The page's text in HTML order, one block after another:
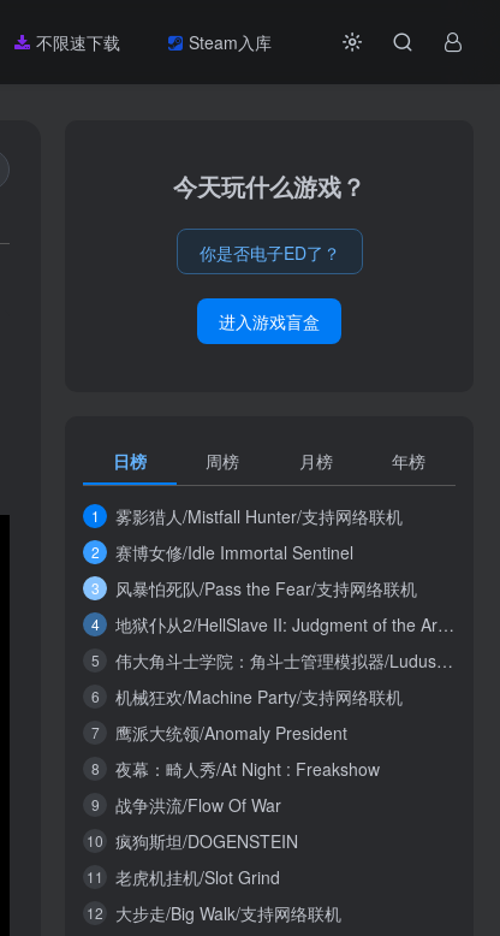
不限速下载 Steam入库
今天玩什么游戏？
你是否电子ED了？
进入游戏盲盒
日榜 周榜 月榜 年榜
1 雾影猎人/Mistfall Hunter/支持网络联机
2 赛博女修/Idle Immortal Sentinel
3 风暴怕死队/Pass the Fear/支持网络联机
4 地狱仆从2/HellSlave II: Judgment of the Archon
5 伟大角斗士学院：角斗士管理模拟器/Ludus Magnatus: Gladiator Manager Simulator
6 机械狂欢/Machine Party/支持网络联机
7 鹰派大统领/Anomaly President
8 夜幕：畸人秀/At Night : Freakshow
9 战争洪流/Flow Of War
10 疯狗斯坦/DOGENSTEIN
11 老虎机挂机/Slot Grind
12 大步走/Big Walk/支持网络联机